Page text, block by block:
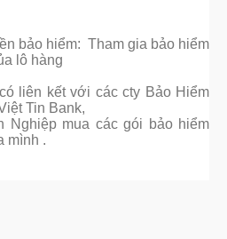
bảo hiểm: Tham gia bảo hiểm
lô hàng
liên kết với các cty Bảo Hiểm
Tin Bank,
Nghiệp mua các gói bảo hiểm
mình .